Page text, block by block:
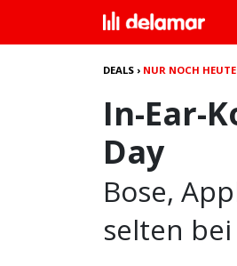
DEALS › NUR NOCH
In-Ear-
Day
Bose,
selten